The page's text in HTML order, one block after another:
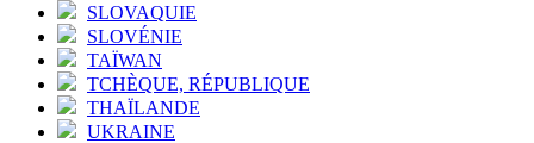
SLOVAQUIE
SLOVÉNIE
TAÏWAN
TCHÈQUE, RÉPUBLIQUE
THAÏLANDE
UKRAINE